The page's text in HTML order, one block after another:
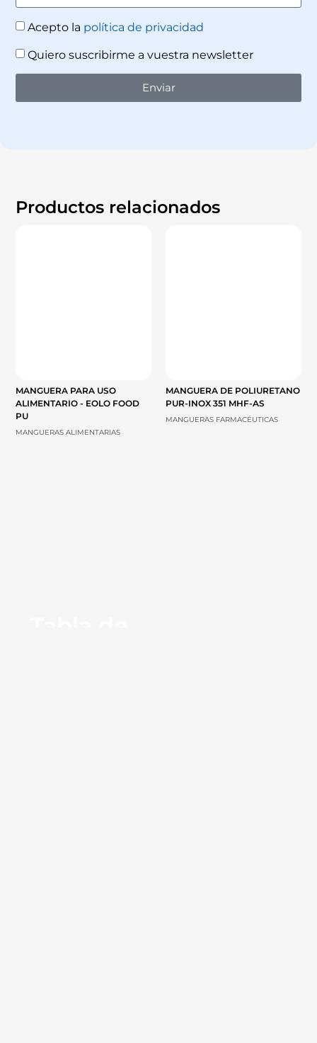
Acepto la política de privacidad
Quiero suscribirme a vuestra newsletter
Enviar
Productos relacionados
MANGUERA PARA USO
ALIMENTARIO - EOLO FOOD
PU
MANGUERAS ALIMENTARIAS
MANGUERA DE POLIURETANO
PUR-INOX 351 MHF-AS
MANGUERAS FARMACÉUTICAS